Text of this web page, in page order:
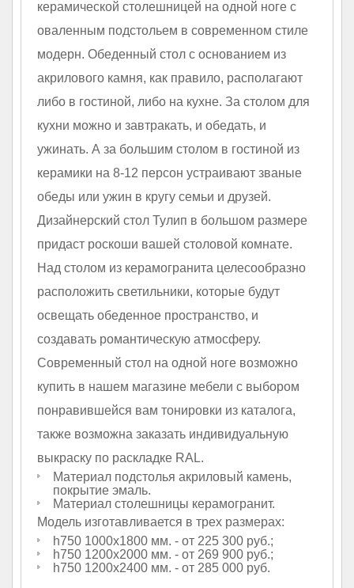
керамической столешницей на одной ноге с
оваленным подстольем в современном стиле
модерн. Обеденный стол с основанием из
акрилового камня, как правило, располагают
либо в гостиной, либо на кухне. За столом для
кухни можно и завтракать, и обедать, и
ужинать. А за большим столом в гостиной из
керамики на 8-12 персон устраивают званые
обеды или ужин в кругу семьи и друзей.
Дизайнерский стол Тулип в большом размере
придаст роскоши вашей столовой комнате.
Над столом из керамогранита целесообразно
расположить светильники, которые будут
освещать обеденное пространство, и
создавать романтическую атмосферу.
Современный стол на одной ноге возможно
купить в нашем магазине мебели с выбором
понравившейся вам тонировки из каталога,
также возможна заказать индивидуальную
выкраску по раскладке RAL.
Материал подстолья акриловый камень,
покрытие эмаль.
Материал столешницы керамогранит.
Модель изготавливается в трех размерах:
h750 1000х1800 мм. - от 225 300 руб.;
h750 1200х2000 мм. - от 269 900 руб.;
h750 1200х2400 мм. - от 285 000 руб.